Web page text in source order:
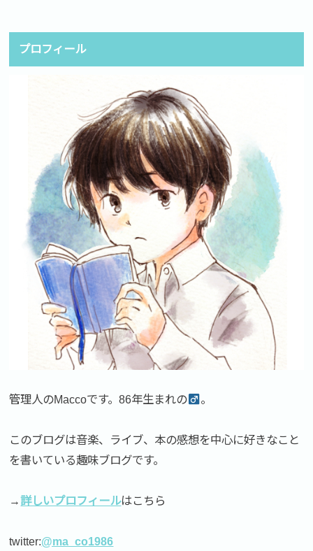
プロフィール
管理人のMaccoです。86年生まれの 。
このブログは音楽、ライブ、本の感想を中心に好きなこと
を書いている趣味ブログです。
→詳しいプロフィールはこちら
twitter:@ma_co1986